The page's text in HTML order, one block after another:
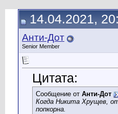
14.04.2021,
Анти-Дот
Senior Member
Цитата:
Сообщение от Анти-Дот
Когда Никита Хрущев,
попкорна.